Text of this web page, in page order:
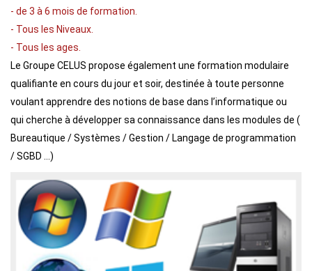
- de 3 à 6 mois de formation.
- Tous les Niveaux.
- Tous les ages.
Le Groupe CELUS propose également une formation modulaire
qualifiante en cours du jour et soir, destinée à toute personne
voulant apprendre des notions de base dans l’informatique ou
qui cherche à développer sa connaissance dans les modules de (
Bureautique / Systèmes / Gestion / Langage de programmation
/ SGBD ...)